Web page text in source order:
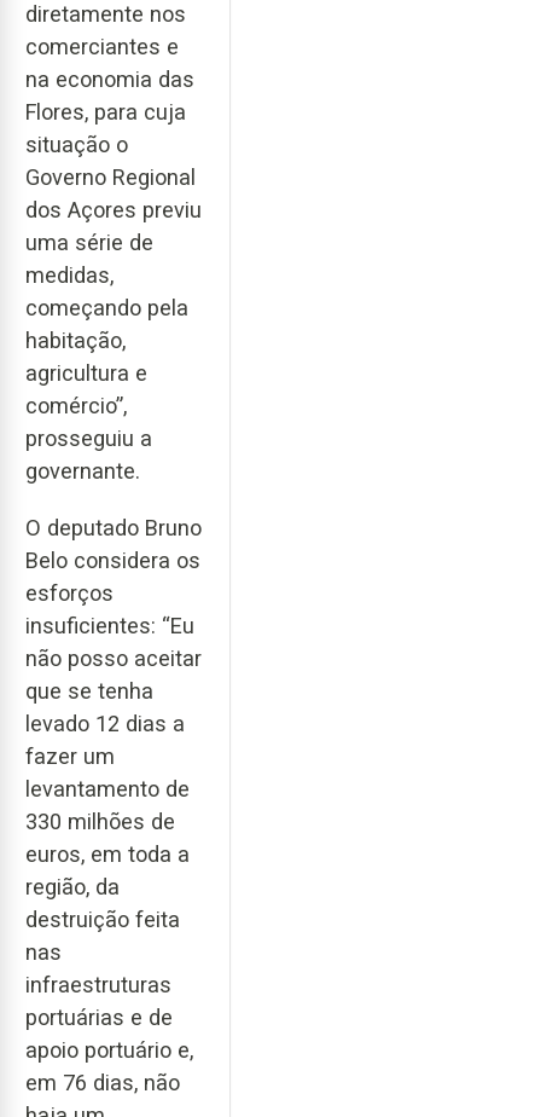
diretamente nos
comerciantes e
na economia das
Flores, para cuja
situação o
Governo Regional
dos Açores previu
uma série de
medidas,
começando pela
habitação,
agricultura e
comércio”,
prosseguiu a
governante.
O deputado Bruno
Belo considera os
esforços
insuficientes: “Eu
não posso aceitar
que se tenha
levado 12 dias a
fazer um
levantamento de
330 milhões de
euros, em toda a
região, da
destruição feita
nas
infraestruturas
portuárias e de
apoio portuário e,
em 76 dias, não